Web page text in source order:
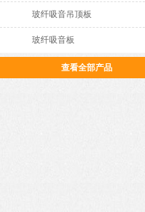
玻纤吸音吊顶板
玻纤吸音板
查看全部产品